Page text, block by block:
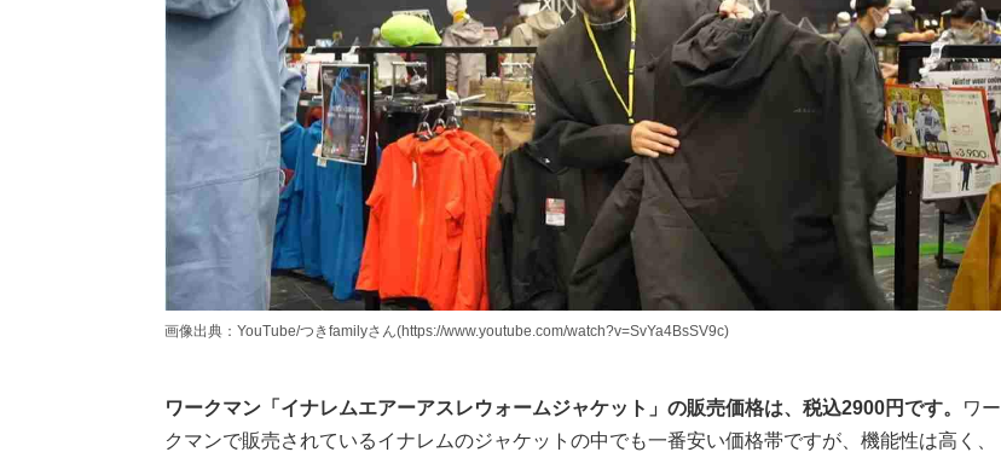
画像出典：YouTube/つきfamilyさん(https://www.youtube.com/watch?v=SvYa4BsSV9c)
ワークマン「イナレムエアーアスレウォームジャケット」の販売価格は、税込2900円です。
ワー
クマンで販売されているイナレムのジャケットの中でも一番安い価格帯ですが、機能性は高く、